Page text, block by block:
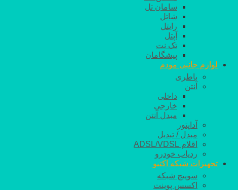
سامان تل
شاتل
رایتل
آپتل
تک نت
پیشگامان
لوازم جانبی مودم
باطری
آنتن
داخلی
خارجی
مبدل آنتن
آداپتور
مبدل / تبدیل
اقلام ADSL/VDSL
ردیاب خودرو
تجهیزات شبکه اکتیو
سوییچ شبکه
اکسس پوینت